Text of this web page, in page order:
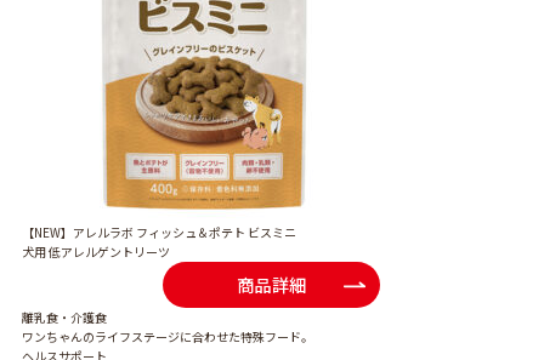
【NEW】アレルラボ フィッシュ＆ポテト ビスミニ
犬用 低アレルゲントリーツ
商品詳細
離乳食・介護食
ワンちゃんのライフステージに合わせた特殊フード。
ヘルスサポート